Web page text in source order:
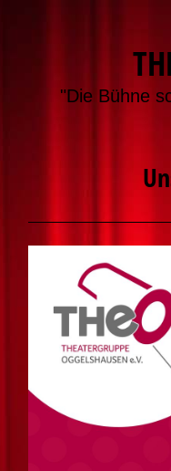
"Die Bühne